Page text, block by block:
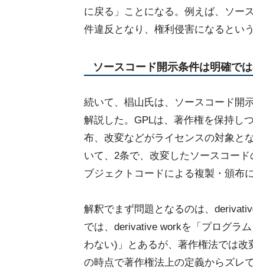
に戻る」ことになる。例えば、ソー
件違反となり、権利侵害になるという
ソースコード開示条件は明確で
続いて、椙山氏は、ソースコード開
解説した。GPLは、著作権を保持し
布、改変などがライセンスの対象と
いて、2条で、改変したソースコー
ブジェクトコードによる複製・頒布
解釈でまず問題となるのは、
では、derivative workを「プログラ
わない)」とあるが、著作権法では
の時点で著作権法上の定義からズレ